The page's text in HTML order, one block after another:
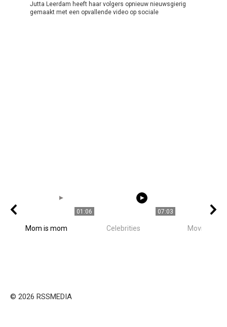
Jutta Leerdam heeft haar volgers opnieuw nieuwsgierig
gemaakt met een opvallende video op sociale
01:06
Mom is mom
07:03
Celebrities Movie
© 2026 RSSMEDIA